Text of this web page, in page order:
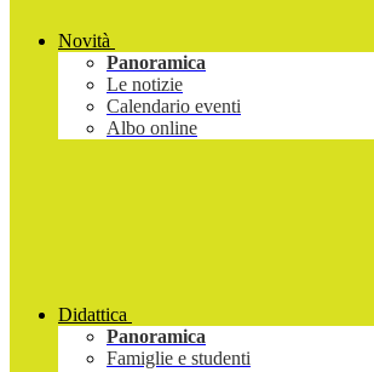
Novità
Panoramica
Le notizie
Calendario eventi
Albo online
Didattica
Panoramica
Famiglie e studenti